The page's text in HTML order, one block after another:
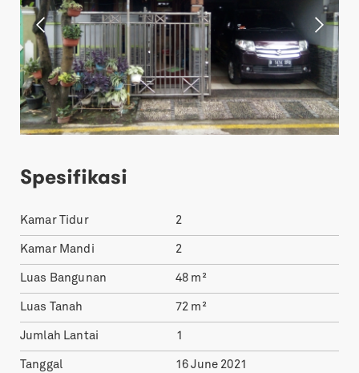
Spesifikasi
Kamar Tidur 2
Kamar Mandi 2
Luas Bangunan 48 m²
Luas Tanah 72 m²
Jumlah Lantai 1
Tanggal 16 June 2021